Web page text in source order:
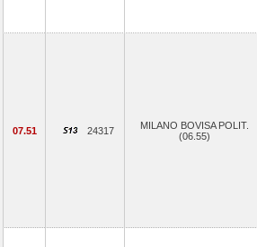
07.51 24317
MILANO BOVISA POLIT.
(06.55)